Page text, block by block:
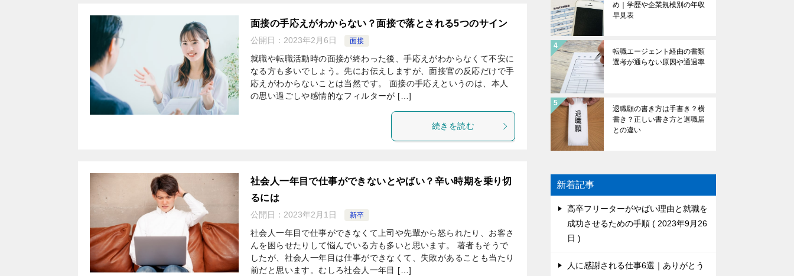
面接の手応えがわからない？面接で落とされる5つのサイン
公開日： 2023年2月6日 面接
就職や転職活動時の面接が終わった後、手応えがわからなくて不安に
なる方も多いでしょう。先にお伝えしますが、面接官の反応だけで手
応えがわからないことは当然です。 面接の手応えというのは、本人
の思い過ごしや感情的なフィルターが […]
続きを読む
社会人一年目で仕事ができないとやばい？辛い時期を乗り切
るには
公開日： 2023年2月1日 新卒
社会人一年目で仕事ができなくて上司や先輩から怒られたり、お客さ
んを困らせたりして悩んでいる方も多いと思います。 著者もそうで
したが、社会人一年目は仕事ができなくて、失敗があることも当たり
前だと思います。むしろ社会人一年目 […]
め｜学歴や企業規模別の年収
早見表
転職エージェント経由の書類
選考が通らない原因や通過率
退職願の書き方は手書き？横
書き？正しい書き方と退職届
との違い
新着記事
高卒フリーターがやばい理由と就職を
成功させるための手順
2023年9月26
日
人に感謝される仕事6選｜ありがとう